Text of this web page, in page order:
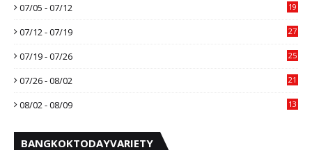
07/05 - 07/12 19
07/12 - 07/19 27
07/19 - 07/26 25
07/26 - 08/02 21
08/02 - 08/09 13
BANGKOKTODAYVARIETY